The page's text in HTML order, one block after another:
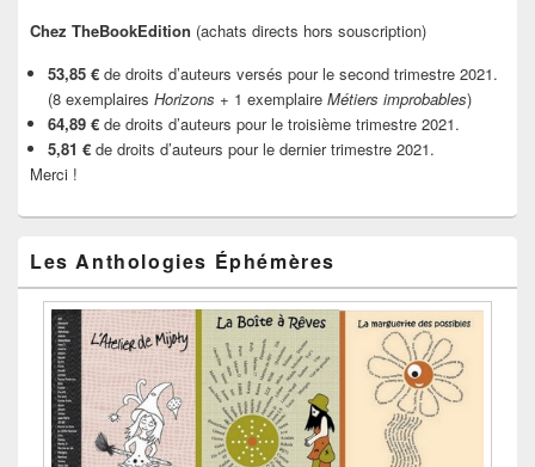
Chez TheBookEdition (achats directs hors souscription)
53,85 € de droits d’auteurs versés pour le second trimestre 2021.
(8 exemplaires Horizons + 1 exemplaire Métiers improbables)
64,89 € de droits d’auteurs pour le troisième trimestre 2021.
5,81 € de droits d’auteurs pour le dernier trimestre 2021.
Merci !
Les Anthologies Éphémères